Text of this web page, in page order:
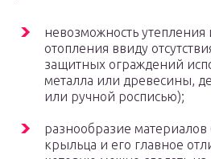
невозможность утепления
отопления ввиду
защитных ограждений
металла или древесины,
или ручной росписью);
разнообразие материалов
крыльца и его главное